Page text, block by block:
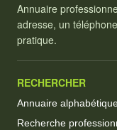
Annuaire
adresse, un
pratique.
RECHERCHER
Annuaire
Recherche